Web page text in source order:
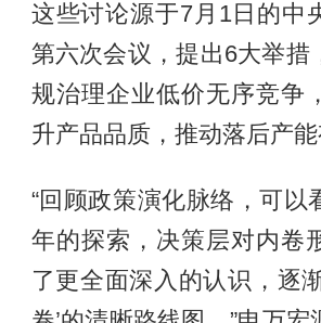
这些讨论源于7月1日的中
第六次会议，提出6大举措
规治理企业低价无序竞争
升产品品质，推动落后产能
“回顾政策演化脉络，可以
年的探索，决策层对内卷
了更全面深入的认识，逐